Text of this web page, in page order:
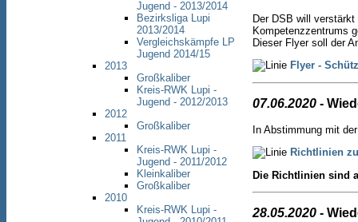
Jugend - 2013/2014
Bezirksliga Lupi
2013/2014
Vergleichskämpfe LP
Jugend 2014/15
2013
Großkaliber
Kreis-RWK Lupi -
Jugend - 2012/2013
2012
Großkaliber
2011
Kreis-RWK Lupi -
Jugend - 2011/2012
Kleinkaliber
Großkaliber
2010
Kreis-RWK Lupi -
Der DSB will
Kompetenzzentrums
Dieser Flyer soll der
Flyer -
07.06.2020 -
In Abstimmung mit
Richtlinien
Die Richtlinien sind
28.05.2020 -